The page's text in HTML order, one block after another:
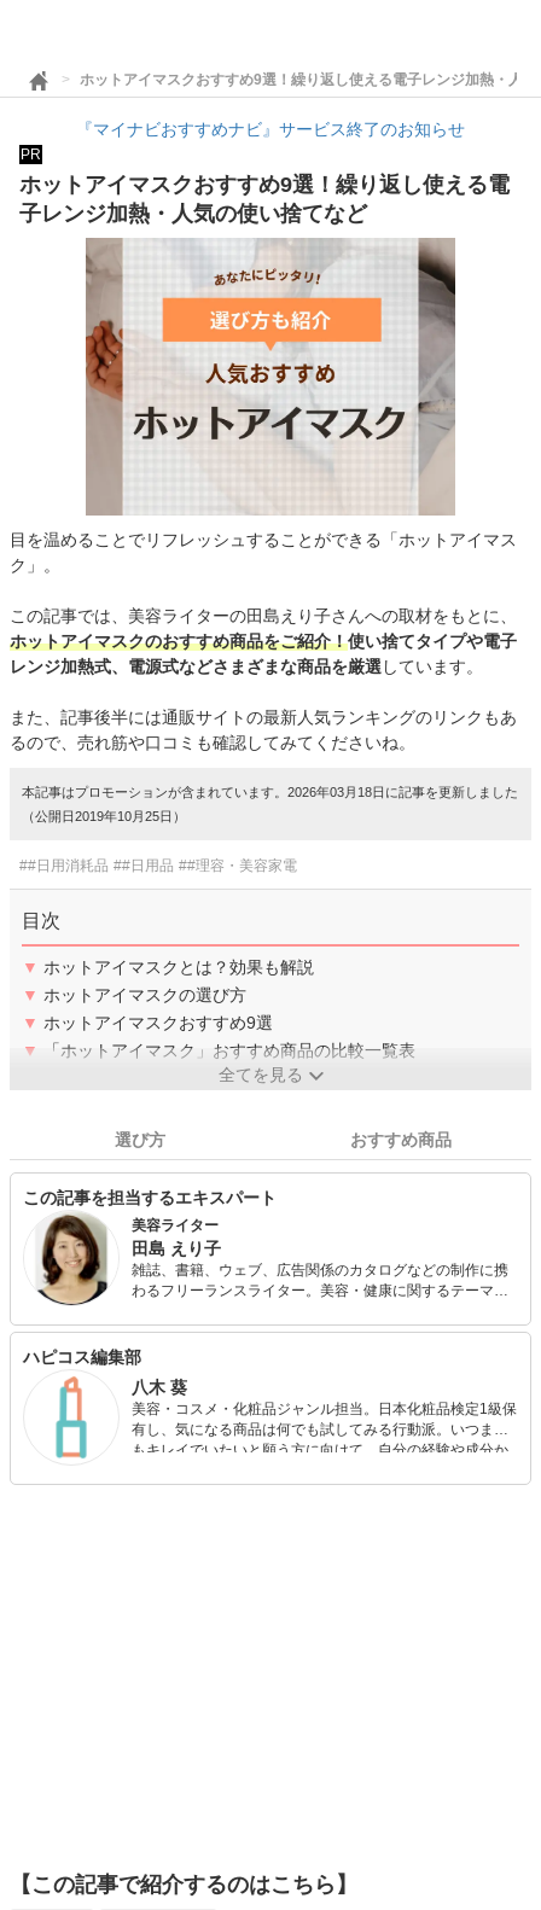
ホットアイマスクおすすめ9選！繰り返し使える電子レンジ加熱・人
『マイナビおすすめナビ』サービス終了のお知らせ
PR
ホットアイマスクおすすめ9選！繰り返し使える電
子レンジ加熱・人気の使い捨てなど
目を温めることでリフレッシュすることができる「ホットアイマス
ク」。
この記事では、美容ライターの田島えり子さんへの取材をもとに、
ホットアイマスクのおすすめ商品をご紹介！使い捨てタイプや電子
レンジ加熱式、電源式などさまざまな商品を厳選 しています。
また、記事後半には通販サイトの最新人気ランキングのリンクもあ
るので、売れ筋や口コミも確認してみてくださいね。
本記事はプロモーションが含まれています。2026年03月18日に記事を更新しました
（公開日2019年10月25日）
##日用消耗品 ##日用品 ##理容・美容家電
目次
▼ ホットアイマスクとは？効果も解説
▼ ホットアイマスクの選び方
▼ ホットアイマスクおすすめ9選
▼
「ホットアイマスク」おすすめ商品の比較一覧表
全てを見る
選び方 おすすめ商品
この記事を担当するエキスパート
美容ライター
田島 えり子
雑誌、書籍、ウェブ、広告関係のカタログなどの制作に携
わるフリーランスライター。美容・健康に関するテーマを
男の子2人のママ。仕事と子育てに追われるうちに、ふと気
がつけば、鏡に映った自分にがっかり。そして気がつけ
女性たちが満たされて、笑顔になれる美容情報をお届けし
ます。
ハピコス編集部
八木 葵
美容・コスメ・化粧品ジャンル担当。日本化粧品検定1級保
有し、気になる商品は何でも試してみる行動派。いつまで
もキレイでいたいと願う方に向けて、自分の経験や成分か
【この記事で紹介するのはこちら】